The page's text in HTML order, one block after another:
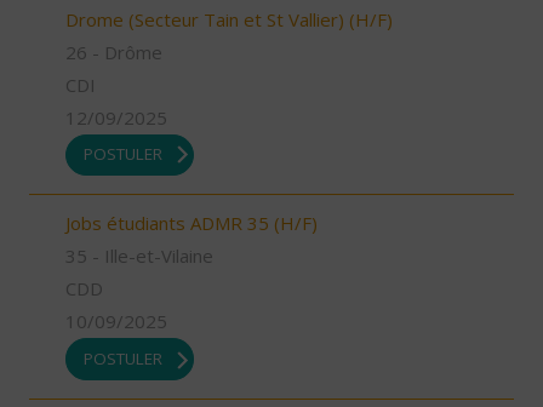
Drome (Secteur Tain et St Vallier) (H/F)
26 - Drôme
CDI
12/09/2025
POSTULER
Jobs étudiants ADMR 35 (H/F)
35 - Ille-et-Vilaine
CDD
10/09/2025
POSTULER